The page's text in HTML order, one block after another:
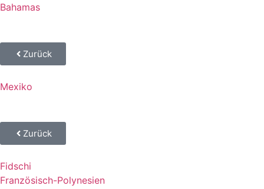
Bahamas
Zurück
Mexiko
Zurück
Fidschi
Französisch-Polynesien